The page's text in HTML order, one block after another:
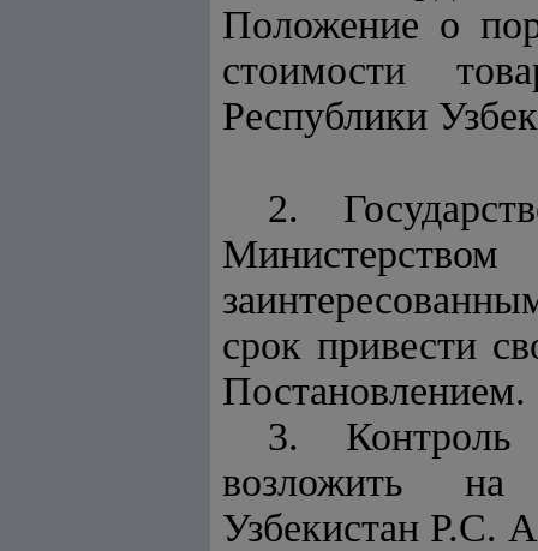
Положение о
стоимости
Республики
2.
срок привести
Постановлением.
3. Контроль
возложить на
Узбекистан Р.С.